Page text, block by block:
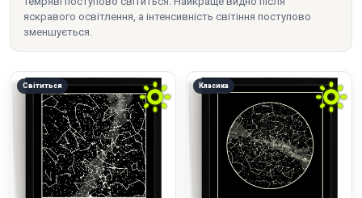
яскравого освітлення, а інтенсивність світіння поступово
зменшується.
Світиться Класика